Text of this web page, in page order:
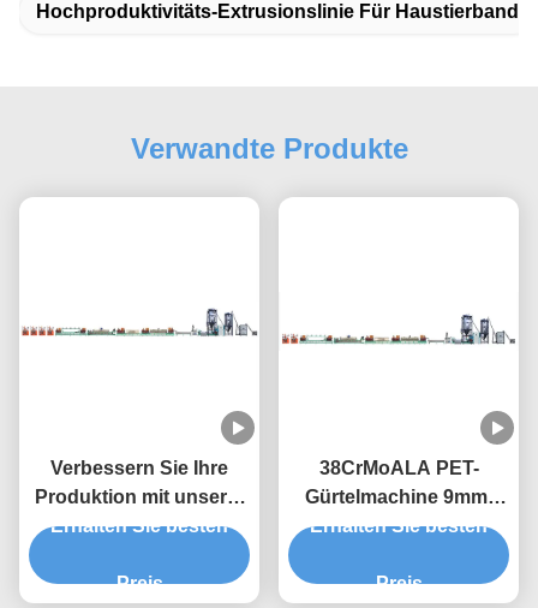
Hochproduktivitäts-Extrusionslinie Für Haustierband
Verwandte Produkte
Verbessern Sie Ihre
Produktion mit unserer
hochleistungsfähigen
Erhalten Sie besten
Preis
38CrMoALA PET-
Gürtelmachine 9mm-
Gürtelbandmachine
Erhalten Sie besten
Preis